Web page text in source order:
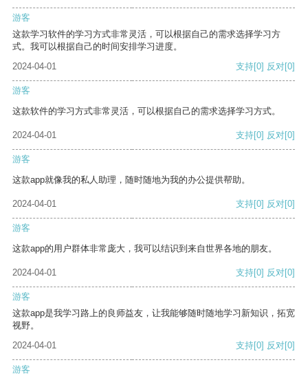
游客
这款学习软件的学习方式非常灵活，可以根据自己的需求选择学习方
式。我可以根据自己的时间安排学习进度。
2024-04-01
支持[0] 反对[0]
游客
这款软件的学习方式非常灵活，可以根据自己的需求选择学习方式。
2024-04-01 支持[0] 反对[0]
游客
这款app就像我的私人助理，随时随地为我的办公提供帮助。
2024-04-01 支持[0] 反对[0]
游客
这款app的用户群体非常庞大，我可以结识到来自世界各地的朋友。
2024-04-01 支持[0] 反对[0]
游客
这款app是我学习路上的良师益友，让我能够随时随地学习新知识，拓宽
视野。
2024-04-01
支持[0] 反对[0]
游客